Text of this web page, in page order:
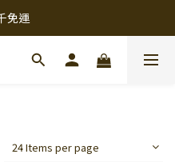
免運
免運
單件折30
24 Items per page